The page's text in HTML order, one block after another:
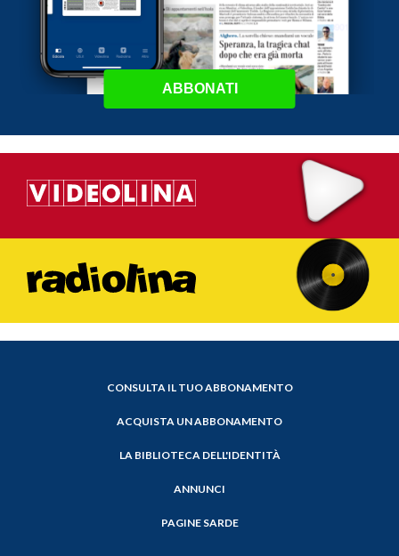
ABBONATI
CONSULTA IL TUO ABBONAMENTO
ACQUISTA UN ABBONAMENTO
LA BIBLIOTECA DELL'IDENTITÀ
ANNUNCI
PAGINE SARDE